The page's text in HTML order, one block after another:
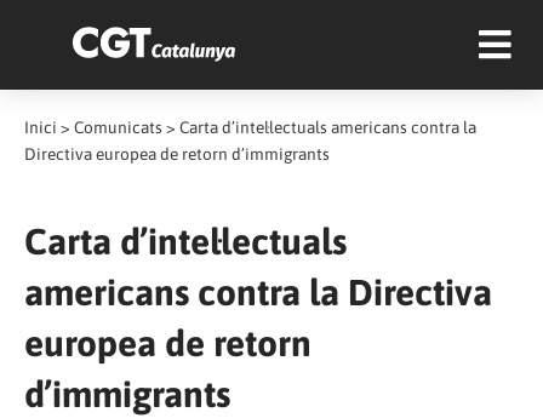
Inici > Comunicats > Carta d’intel·lectuals americans contra la
Directiva europea de retorn d’immigrants
Carta d’intel·lectuals
americans contra la Directiva
europea de retorn
d’immigrants